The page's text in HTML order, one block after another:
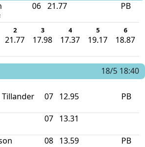
06 21.77 PB
2 3 4 5 6
21.77 17.98 17.37 19.17 18.87
18/5 18:40
07 12.95 PB
07 13.31
08 13.59 PB